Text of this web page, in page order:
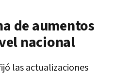
de aumentos
nacional
las actualizaciones